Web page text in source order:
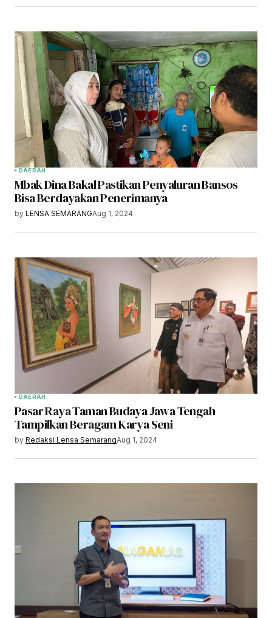
DAERAH
Mbak Dina Bakal Pastikan Penyaluran Bansos
Bisa Berdayakan Penerimanya
by LENSA SEMARANGAug 1, 2024
DAERAH
Pasar Raya Taman Budaya Jawa Tengah
Tampilkan Beragam Karya Seni
by Redaksi Lensa SemarangAug 1, 2024